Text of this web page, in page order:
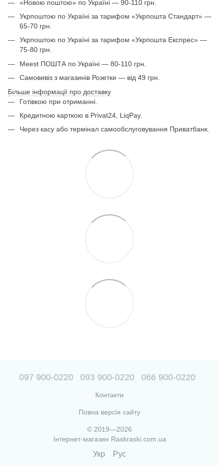
«Новою поштою» по Україні — 90-110 грн.
Укрпоштою по Україні за тарифом «Укрпошта Стандарт» —
65-70 грн.
Укрпоштою по Україні за тарифом «Укрпошта Експрес» —
75-80 грн.
Meest ПОШТА по Україні — 80-110 грн.
Самовивіз з магазинів Розетки — від 49 грн.
Більше інформації про доставку
Готівкою при отриманні.
Кредитною карткою в Privat24, LiqPay.
Через касу або термінал самообслуговування Приватбанк.
097 900-0220 093 900-0220 066 900-0220
Контакти
Повна версія сайту
© 2019—2026
Інтернет-магазин Raskraski.com.ua
Укр Рус